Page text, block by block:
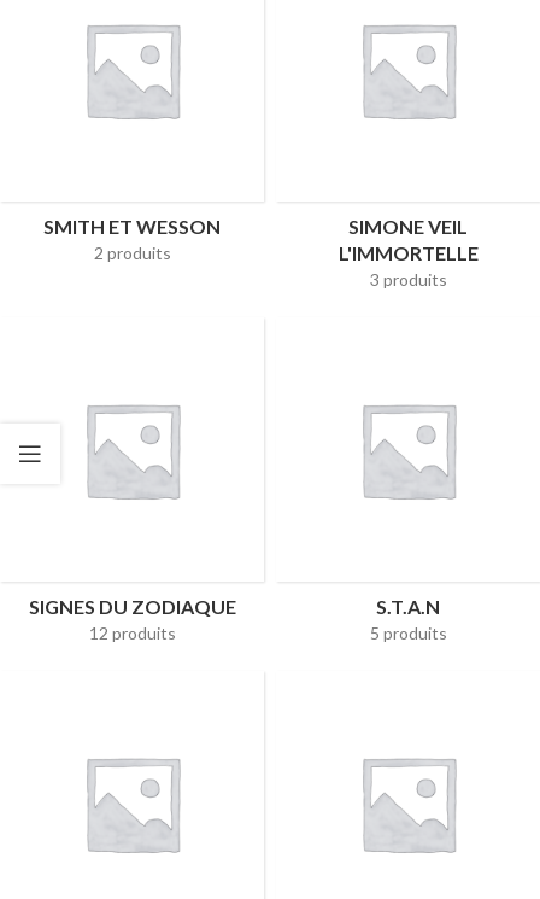
SMITH ET WESSON
2 produits
SIMONE VEIL
L'IMMORTELLE
3 produits
SIGNES DU ZODIAQUE
12 produits
S.T.A.N
5 produits